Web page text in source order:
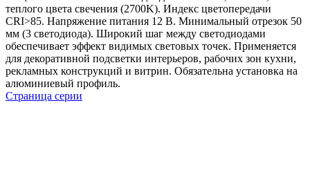
теплого цвета свечения (2700K). Индекс цветопередачи
CRI>85. Напряжение питания 12 В. Минимальный отрезок 50
мм (3 светодиода). Широкий шаг между светодиодами
обеспечивает эффект видимых световых точек. Применяется
для декоративной подсветки интерьеров, рабочих зон кухни,
рекламных конструкций и витрин. Обязательна установка на
алюминиевый профиль.
Страница серии